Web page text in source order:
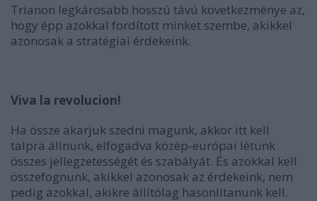
Trianon legkárosabb hosszú távú következménye az,
hogy épp azokkal fordított minket szembe, akikkel
azonosak a stratégiai érdekeink.
Viva la revolucion!
Ha össze akarjuk szedni magunk, akkor itt kell
talpra állnunk, elfogadva közép-európai létünk
összes jellegzetességét és szabályát. És azokkal kell
összefognunk, akikkel azonosak az érdekeink, nem
pedig azokkal, akikre állítólag hasonlítanunk kell.